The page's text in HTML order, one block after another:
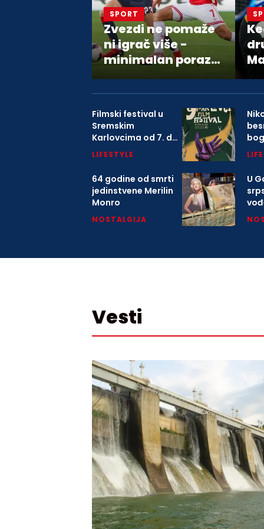
SPORT
Zvezdi ne pomaže
ni igrač više -
minimalan poraz
od Hapoela
Filmski festival u
Sremskim
Karlovcima od 7. do
9. avgusta
LIFESTYLE
64 godine od smrti
jedinstvene Merilin
Monro
NOSTALGIJA
U
o
Vesti